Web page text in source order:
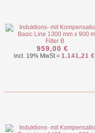
959,00 €
incl. 19% MwSt = 1.141,21 €